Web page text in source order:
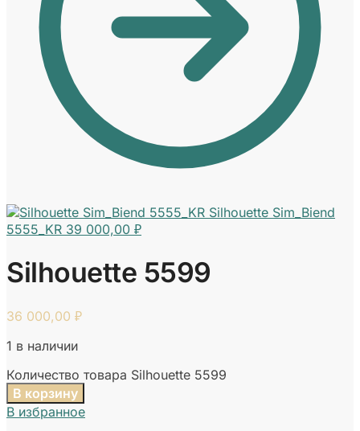
Silhouette Sim_Biend
5555_KR 39 000,00 ₽
Silhouette 5599
36 000,00 ₽
1 в наличии
Количество товара Silhouette 5599
В корзину
В избранное